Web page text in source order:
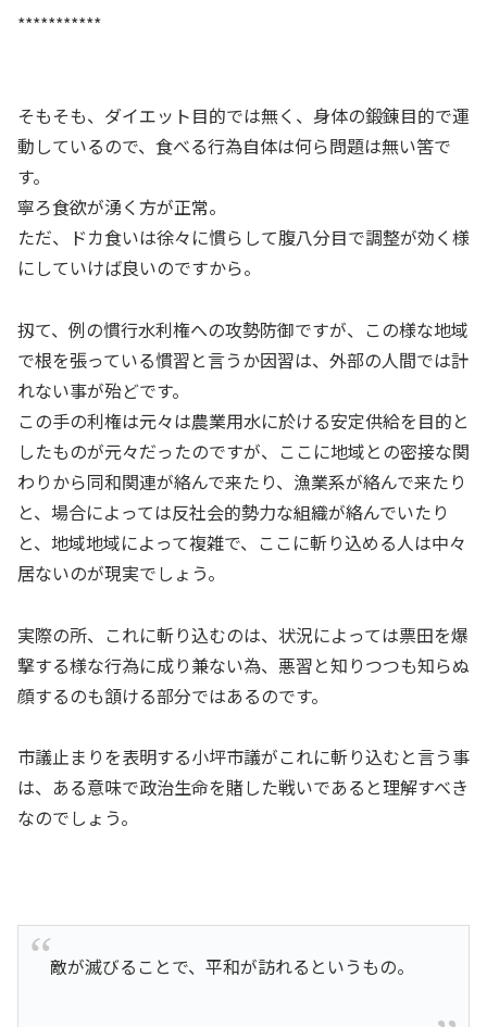
***********
そもそも、ダイエット目的では無く、身体の鍛錬目的で運
動しているので、食べる行為自体は何ら問題は無い筈で
す。
寧ろ食欲が湧く方が正常。
ただ、ドカ食いは徐々に慣らして腹八分目で調整が効く様
にしていけば良いのですから。
扨て、例の慣行水利権への攻勢防御ですが、この様な地域
で根を張っている慣習と言うか因習は、外部の人間では計
れない事が殆どです。
この手の利権は元々は農業用水に於ける安定供給を目的と
したものが元々だったのですが、ここに地域との密接な関
わりから同和関連が絡んで来たり、漁業系が絡んで来たり
と、場合によっては反社会的勢力な組織が絡んでいたり
と、地域地域によって複雑で、ここに斬り込める人は中々
居ないのが現実でしょう。
実際の所、これに斬り込むのは、状況によっては票田を爆
撃する様な行為に成り兼ない為、悪習と知りつつも知らぬ
顔するのも頷ける部分ではあるのです。
市議止まりを表明する小坪市議がこれに斬り込むと言う事
は、ある意味で政治生命を賭した戦いであると理解すべき
なのでしょう。
敵が滅びることで、平和が訪れるというもの。